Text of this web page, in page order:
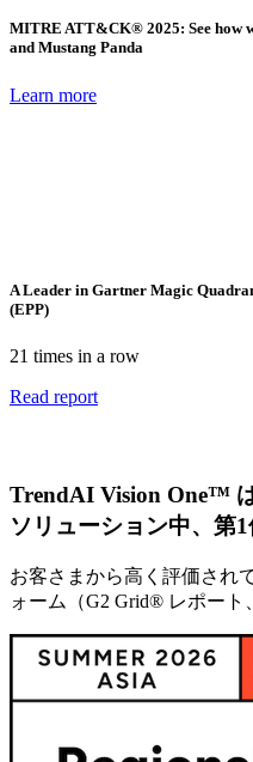
MITRE ATT&CK® 2025: See how
and Mustang Panda
Learn more
A Leader in Gartner Magic
(EPP)
21 times in a row
Read report
TrendAI Vision One™
ソリューション中、第
お客さまから高く評価され
ォーム（G2 Grid® レポート